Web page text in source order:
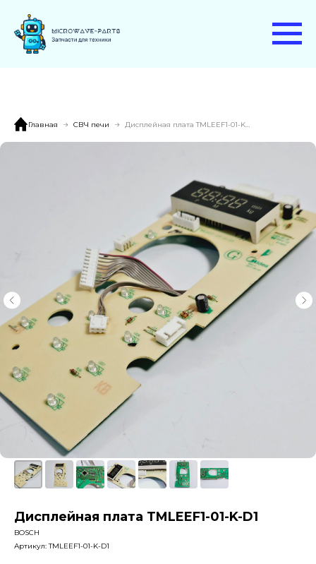
Главная СВЧ печи
Дисплейная плата TMLEEF1-01-K-D1
BOSCH
Артикул:TMLEEF1-01-K-D1